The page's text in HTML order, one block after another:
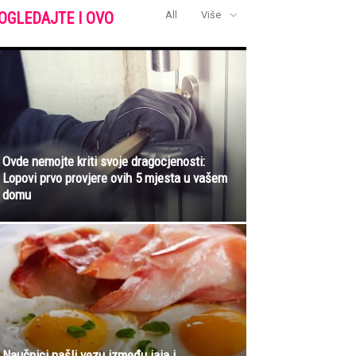
I OVO All Više
Ovde nemojte kriti svoje dragocjenosti:
Lopovi prvo provjere ovih 5 mjesta u vašem
domu